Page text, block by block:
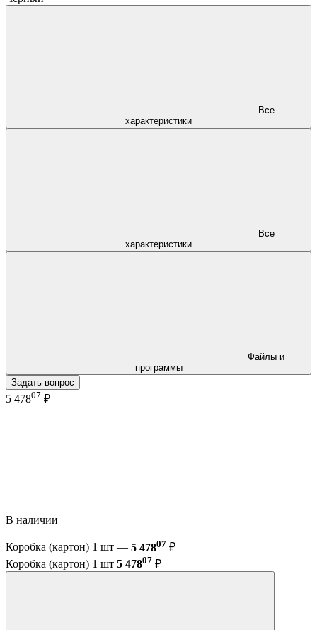
характеристики
характеристики
программы
Задать вопрос
5 47807 ₽
В наличии
Коробка (картон) 1 шт — 5 47807 ₽
Коробка (картон) 1 шт 5 47807 ₽